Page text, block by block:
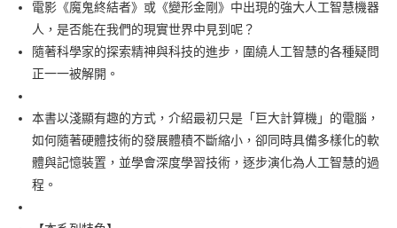
電影《魔鬼終結者》或《變形金剛》中出現的強大人工智慧機器
人，是否能在我們的現實世界中見到呢？
隨著科學家的探索精神與科技的進步，圍繞人工智慧的各種疑問
正一一被解開。
本書以淺顯有趣的方式，介紹最初只是「巨大計算機」的電腦，
如何隨著硬體技術的發展體積不斷縮小，卻同時具備多樣化的軟
體與記憶裝置，並學會深度學習技術，逐步演化為人工智慧的過
程。